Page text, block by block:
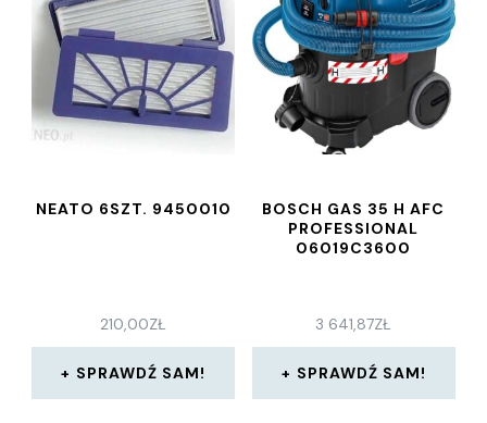
NEATO 6SZT. 9450010
210,00ZŁ
SPRAWDŹ SAM!
BOSCH GAS 35 H AFC
PROFESSIONAL
06019C3600
3 641,87ZŁ
SPRAWDŹ SAM!